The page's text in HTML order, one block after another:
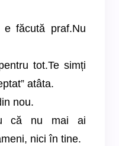
făcută praf.Nu
tot.Te simți
atâta.
nou.
că nu mai ai
nici în tine.